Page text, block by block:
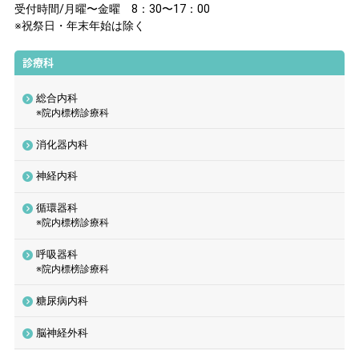
受付時間/月曜〜金曜 8：30〜17：00
※祝祭日・年末年始は除く
診療科
総合内科
※院内標榜診療科
消化器内科
神経内科
循環器科
※院内標榜診療科
呼吸器科
※院内標榜診療科
糖尿病内科
脳神経外科